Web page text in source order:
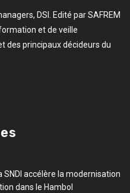
DSI. Edité par SAFREM
et de veille
des principaux décideurs du
SNDI accélère la modernisation
dans le Hambol